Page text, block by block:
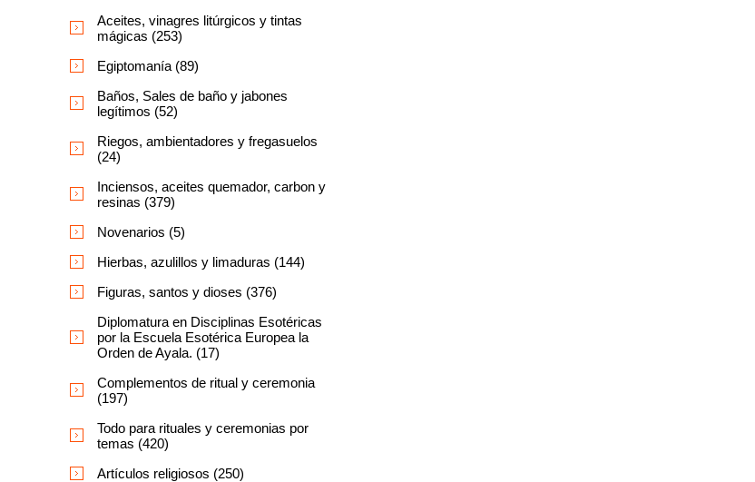
Aceites, vinagres litúrgicos y tintas
mágicas (253)
Egiptomanía (89)
Baños, Sales de baño y jabones
legítimos (52)
Riegos, ambientadores y fregasuelos
(24)
Inciensos, aceites quemador, carbon y
resinas (379)
Novenarios (5)
Hierbas, azulillos y limaduras (144)
Figuras, santos y dioses (376)
Diplomatura en Disciplinas Esotéricas
por la Escuela Esotérica Europea la
Orden de Ayala. (17)
Complementos de ritual y ceremonia
(197)
Todo para rituales y ceremonias por
temas (420)
Artículos religiosos (250)